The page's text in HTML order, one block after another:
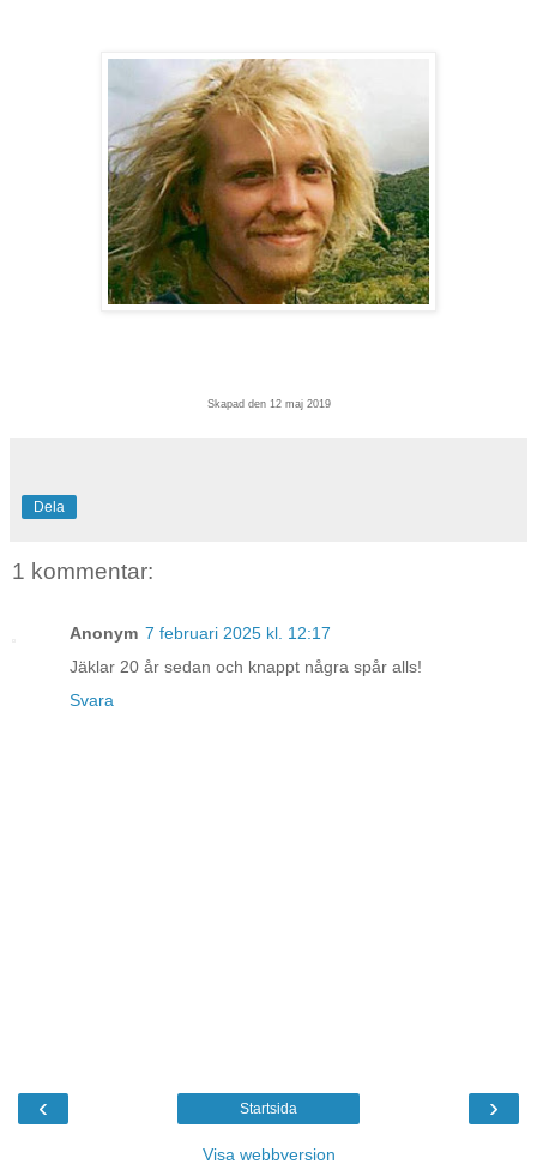
Skapad den 12 maj 2019
Dela
1 kommentar:
Anonym 7 februari 2025 kl. 12:17
Jäklar 20 år sedan och knappt några spår alls!
Svara
‹ ›
Startsida
Visa webbversion